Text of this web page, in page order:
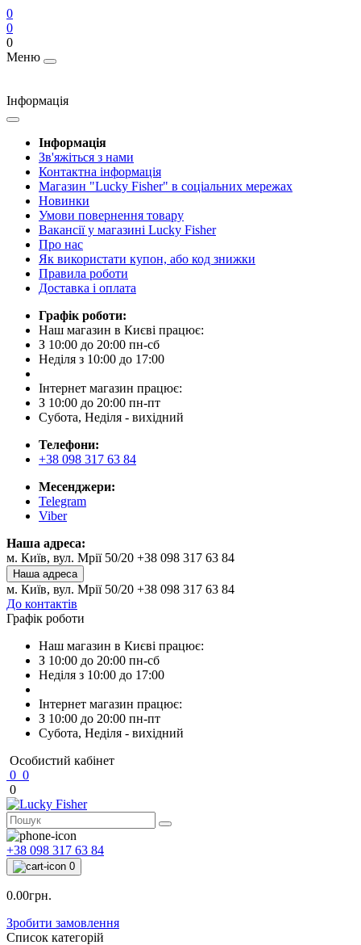
0
0
0
Меню
Інформація
Інформація
Зв'яжіться з нами
Контактна інформація
Магазин "Lucky Fisher" в соціальних мережах
Новинки
Умови повернення товару
Вакансії у магазині Lucky Fisher
Про нас
Як використати купон, або код знижки
Правила роботи
Доставка і оплата
Графік роботи:
Наш магазин в Києві працює:
З 10:00 до 20:00 пн-сб
Неділя з 10:00 до 17:00
Інтернет магазин працює:
З 10:00 до 20:00 пн-пт
Субота, Неділя - вихідний
Телефони:
+38 098 317 63 84
Месенджери:
Telegram
Viber
Наша адреса:
м. Київ, вул. Мрії 50/20 +38 098 317 63 84
Наша адреса
м. Київ, вул. Мрії 50/20 +38 098 317 63 84
До контактів
Графік роботи
Наш магазин в Києві працює:
З 10:00 до 20:00 пн-сб
Неділя з 10:00 до 17:00
Інтернет магазин працює:
З 10:00 до 20:00 пн-пт
Субота, Неділя - вихідний
Особистий кабінет
0 0
0
+38 098 317 63 84
0
0.00грн.
Зробити замовлення
Список категорій